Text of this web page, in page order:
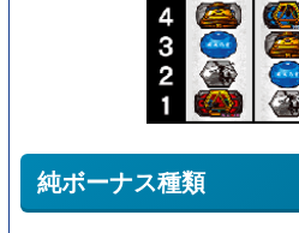
純ボーナス種類